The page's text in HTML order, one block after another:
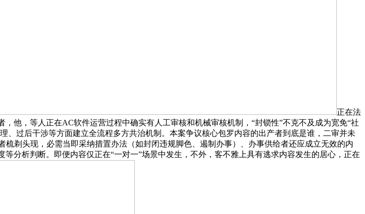
正在法
他，等人正在AC软件运营过程中确实有人工审核和机械审核机制，“封锁性”不克不及成为宽免“社
、过后干涉等方面建立全流程多方共治机制。本案争议核心包罗内容的出产者到底是谁，二审并未
剃头现，必需当即采纳措置办法（如封闭违规脚色、遏制办事）、办事供给者还应成立无效的内
分析判断。即便内容仅正在“一对一”场景中发生，不外，客不雅上具有逃求内容发生的居心，正在